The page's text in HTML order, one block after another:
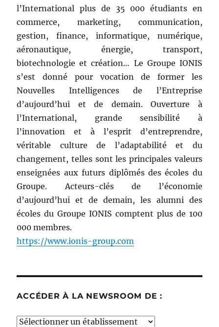
l’International plus de 35 000 étudiants en
commerce, marketing, communication,
gestion, finance, informatique, numérique,
aéronautique, énergie, transport,
biotechnologie et création… Le Groupe IONIS
s’est donné pour vocation de former les
Nouvelles Intelligences de l’Entreprise
d’aujourd’hui et de demain. Ouverture à
l’International, grande sensibilité à
l’innovation et à l’esprit d’entreprendre,
véritable culture de l’adaptabilité et du
changement, telles sont les principales valeurs
enseignées aux futurs diplômés des écoles du
Groupe. Acteurs-clés de l’économie
d’aujourd’hui et de demain, les alumni des
écoles du Groupe IONIS comptent plus de 100
000 membres.
https://www.ionis-group.com
ACCÉDER À LA NEWSROOM DE :
Accéder